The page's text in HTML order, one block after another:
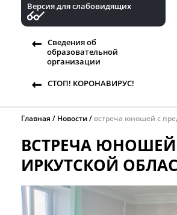
Версия для слабовидящих
Сведения об
образовательной
организации
СТОП! КОРОНАВИРУС!
Главная Новости встреча юношей с
ВСТРЕЧА ЮНОШЕЙ
ИРКУТСКОЙ